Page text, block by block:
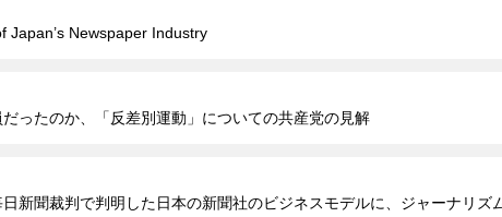
Japan’s Newspaper Industry
ったのか、「反差別運動」についての共産党の見解
新聞裁判で判明した日本の新聞社のビジネスモデルに、ジャーナリズ